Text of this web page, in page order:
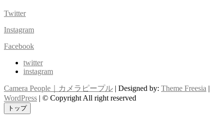
Twitter
Instagram
Facebook
twitter
instagram
Camera People｜カメラピープル | Designed by: Theme Freesia |
WordPress | © Copyright All right reserved
トップ